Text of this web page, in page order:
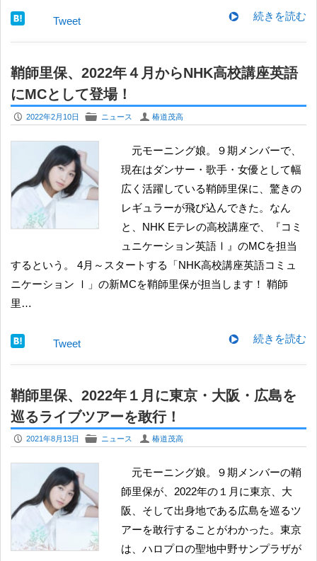
続きを読む
Tweet
鞘師里保、2022年４月からNHK高校講座英語
にMCとして登場！
P 2022年2月10日 F ニュース U 椿道茂高
元モーニング娘。９期メンバーで、
現在はダンサー・歌手・女優として幅
広く活躍している鞘師里保に、驚きの
レギュラーが飛び込んできた。なん
と、NHK Eテレの⾼校講座で、『コミ
ュニケーション英語Ⅰ』のMCを担当
するという。 4⽉～スタートする「NHK⾼校講座英語コミュ
ニケーション Ⅰ」の新MCを鞘師⾥保が担当します！ 鞘師
里…
続きを読む
Tweet
鞘師里保、2022年１月に東京・大阪・広島を
巡るライブツアーを敢行！
P 2021年8月13日 F ニュース U 椿道茂高
元モーニング娘。９期メンバーの鞘
師里保が、2022年の１月に東京、大
阪、そして出身地である広島を巡るツ
アーを敢行することがわかった。東京
は、ハロプロの聖地中野サンプラザが